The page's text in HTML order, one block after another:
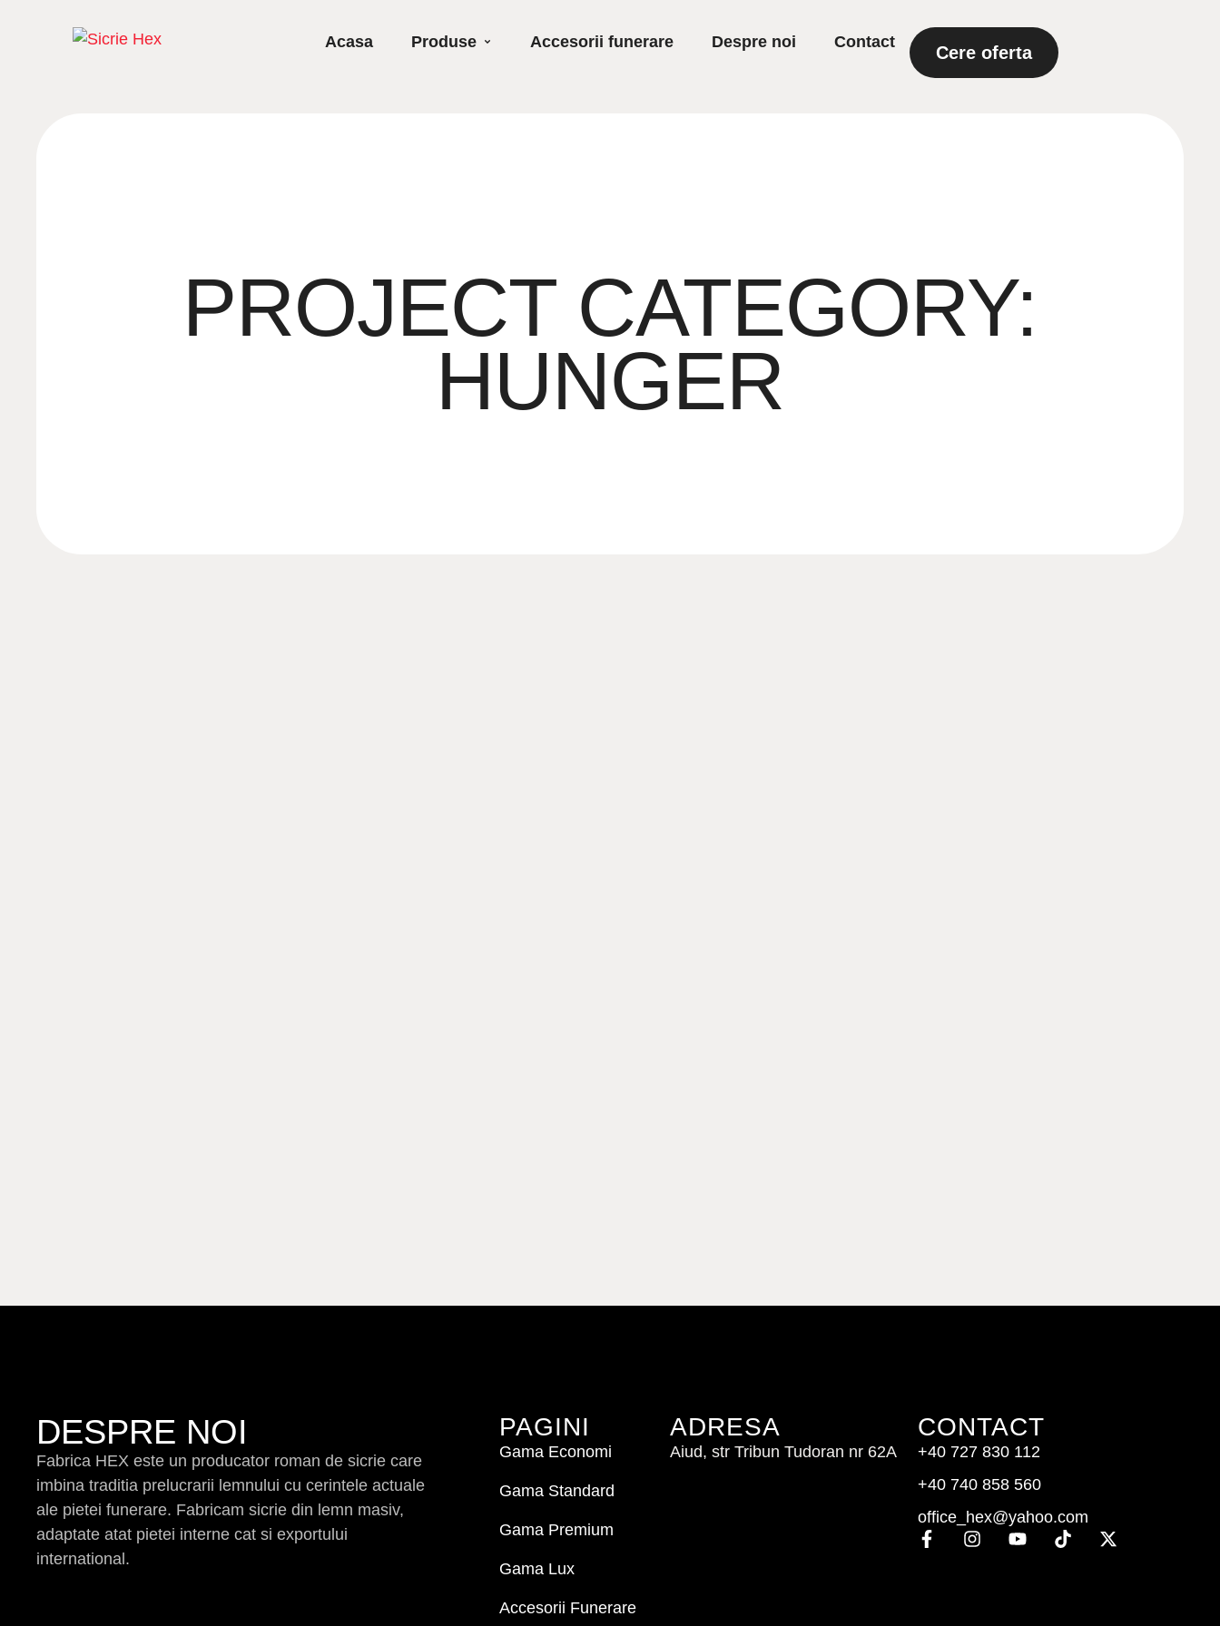
Acasa Produse Accesorii funerare Despre noi Contact
Cere oferta
PROJECT CATEGORY:
HUNGER
DESPRE NOI
Fabrica HEX este un producator roman de sicrie care
imbina traditia prelucrarii lemnului cu cerintele actuale
ale pietei funerare. Fabricam sicrie din lemn masiv,
adaptate atat pietei interne cat si exportului
international.
PAGINI
Gama Economi
Gama Standard
Gama Premium
Gama Lux
Accesorii Funerare
ADRESA
Aiud, str Tribun Tudoran nr 62A
CONTACT
+40 727 830 112
+40 740 858 560
office_hex@yahoo.com